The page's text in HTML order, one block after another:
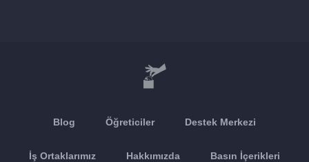
Blog Öğreticiler Destek Merkezi
İş Ortaklarımız Hakkımızda Basın İçerikleri